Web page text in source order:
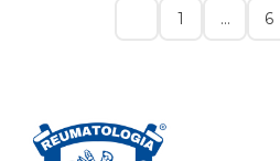
1 … 6